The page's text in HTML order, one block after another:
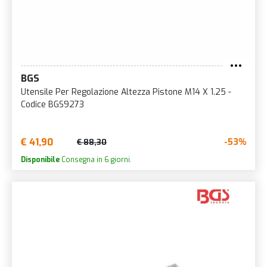
BGS
Utensile Per Regolazione Altezza Pistone M14 X 1.25 -
Codice BGS9273
€ 41,90 € 88,30 -53%
Disponibile Consegna in 6 giorni.